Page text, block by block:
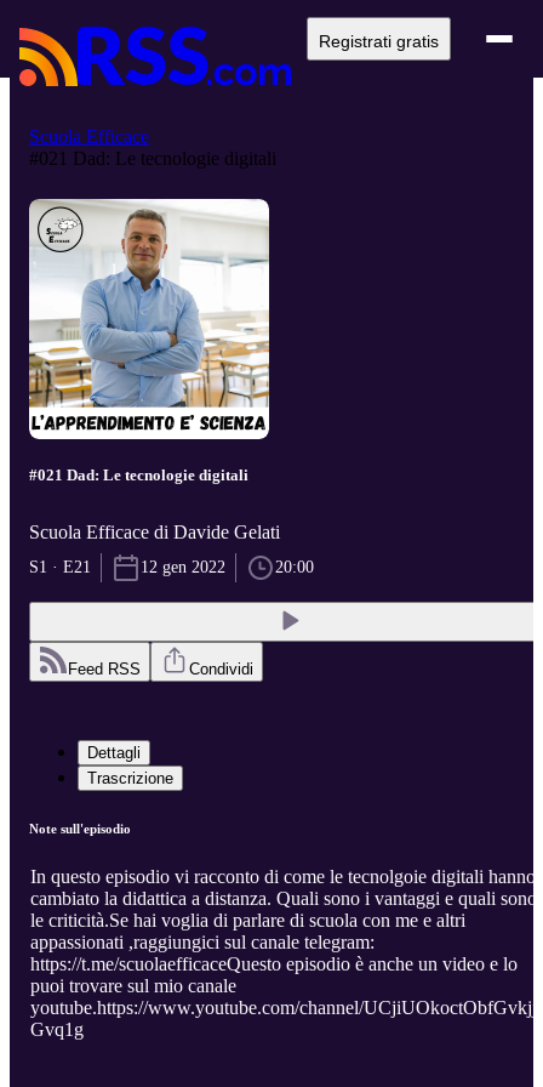
Registrati gratis
Scuola Efficace
#021 Dad: Le tecnologie digitali
#021 Dad: Le tecnologie digitali
Scuola Efficace di Davide Gelati
S1 · E21 12 gen 2022 20:00
Feed RSS Condividi
Dettagli
Trascrizione
Note sull'episodio
In questo episodio vi racconto di come le tecnolgoie digitali hanno
cambiato la didattica a distanza. Quali sono i vantaggi e quali sono
le criticità.Se hai voglia di parlare di scuola con me e altri
appassionati ,raggiungici sul canale telegram:
https://t.me/scuolaefficaceQuesto episodio è anche un video e lo
puoi trovare sul mio canale
youtube.https://www.youtube.com/channel/UCjiUOkoctObfGvkjj-
Gvq1g